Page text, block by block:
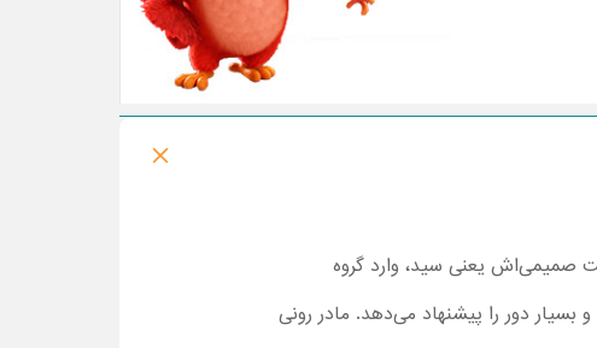
صمیمی‌اش یعنی سید، وارد گروه
و بسیار دور را پیشنهاد می‌دهد. مادر رونی